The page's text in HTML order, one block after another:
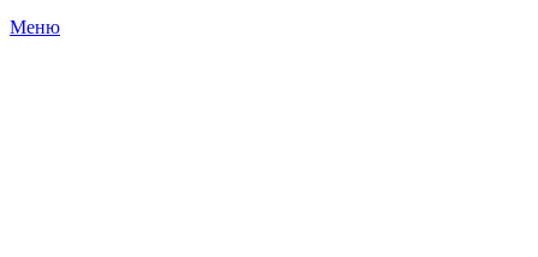
Меню